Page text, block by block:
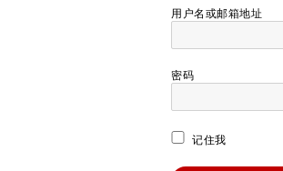
用户名或邮箱地址
密码
记住我